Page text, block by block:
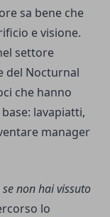
sa bene che
e visione.
settore
del Nocturnal
che hanno
lavapiatti,
manager
non hai vissuto
lo